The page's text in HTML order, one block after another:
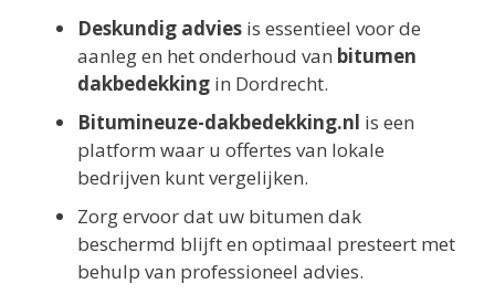
Deskundig advies is essentieel voor de
aanleg en het onderhoud van bitumen
dakbedekking in Dordrecht.
Bitumineuze-dakbedekking.nl is een
platform waar u offertes van lokale
bedrijven kunt vergelijken.
Zorg ervoor dat uw bitumen dak
beschermd blijft en optimaal presteert met
behulp van professioneel advies.